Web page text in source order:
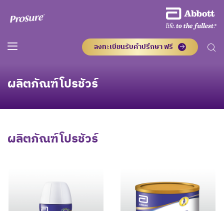
ลงทะเบียนรับคำปรึกษา ฟรี
ผลิตภัณฑ์โปรชัวร์
ผลิตภัณฑ์โปรชัวร์